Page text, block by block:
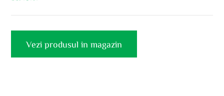
Vezi produsul in magazin